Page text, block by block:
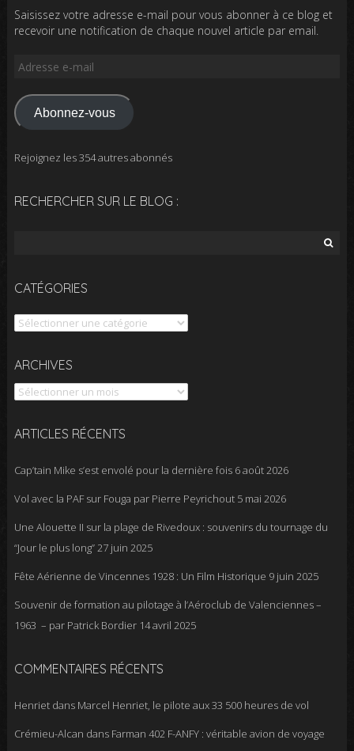
Saisissez votre adresse e-mail pour vous abonner à ce blog et
recevoir une notification de chaque nouvel article par email.
Adresse
mail
Abonnez-vous
Rejoignez les 354 autres abonnés
RECHERCHER SUR LE BLOG :
CATÉGORIES
Catégories
ARCHIVES
Archives
ARTICLES RÉCENTS
Cap’tain Mike s’est envolé pour la dernière fois 6 août 2026
Vol avec la PAF sur Fouga par Pierre Peyrichout 5 mai 2026
Une Alouette II sur la plage de Rivedoux : souvenirs du tournage du
“Jour le plus long”27 juin 2025
Fête Aérienne de Vincennes 1928 : Un Film Historique 9 juin 2025
Souvenir de formation au pilotage à l’Aéroclub de Valenciennes –
1963 – par Patrick Bordier 14 avril 2025
COMMENTAIRES RÉCENTS
Henrietdans Marcel Henriet, le pilote aux 33 500 heures de vol
Crémieu-Alcan dans Farman 402 F-ANFY : véritable avion de voyage